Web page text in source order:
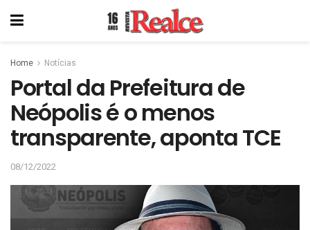
Home Notícias
Portal da Prefeitura de
Neópolis é o menos
transparente, aponta TCE
08/12/2022